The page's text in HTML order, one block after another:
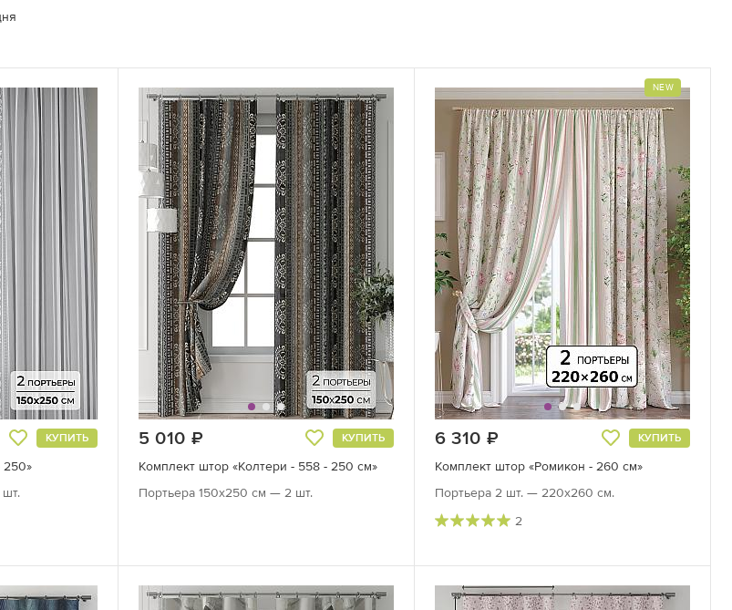
КУПИТЬ
250»
5 010 КУПИТЬ
Комплект штор «Колтери - 558 - 250 см»
Портьера 150х250 см — 2 шт.
NEW
6 310 КУПИТЬ
Комплект штор «Ромикон - 260 см»
Портьера 2 шт. — 220х260 см.
2